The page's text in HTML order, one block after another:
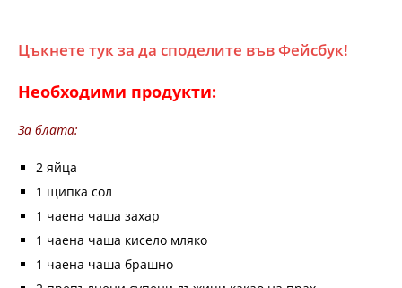
Цъкнете тук за да споделите във Фейсбук!
Необходими продукти:
За блата:
2 яйца
1 щипка сол
1 чаена чаша захар
1 чаена чаша кисело мляко
1 чаена чаша брашно